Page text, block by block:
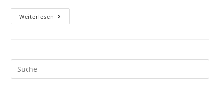
Weiterlesen Nunc
A
Search
this